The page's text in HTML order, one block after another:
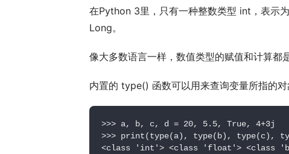
在Python 3里，只有一种整数类型 int，表示
Long。
像大多数语言一样，数值类型的赋值和计算都
内置的 type() 函数可以用来查询变量所指的对
>>> a, b, c, d = 20, 5.5, True, 4+3j
>>> print(type(a), type( b), type(c),
<class 'int'> <class 'float'> <class